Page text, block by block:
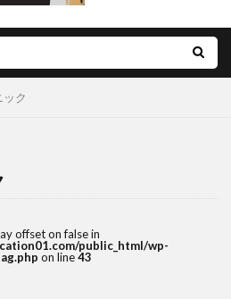
ック
offset on false in
public_html/wp-
on line43